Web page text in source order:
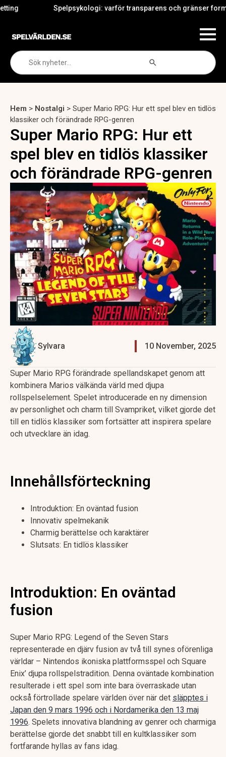
Spelpsykologi: varför transparens och gränser formar
for:
Hem > Nostalgi > Super Mario RPG: Hur ett spel blev en tidlös
klassiker och förändrade RPG-genren
Super Mario RPG: Hur ett
spel blev en tidlös klassiker
och förändrade RPG-genren
Sylvara 10 November, 2025
Super Mario RPG förändrade spellandskapet genom att
kombinera Marios välkända värld med djupa
rollspelselement. Spelet introducerade en ny dimension
av personlighet och charm till Svampriket, vilket gjorde det
till en tidlös klassiker som fortsätter att inspirera spelare
och utvecklare än idag.
Innehållsförteckning
Introduktion: En oväntad fusion
Innovativ spelmekanik
Charmig berättelse och karaktärer
Slutsats: En tidlös klassiker
Introduktion: En oväntad
fusion
Super Mario RPG: Legend of the Seven Stars
representerade en djärv fusion av två till synes oförenliga
världar – Nintendos ikoniska plattformsspel och Square
Enix’ djupa rollspelstradition. Denna oväntade kombination
resulterade i ett spel som inte bara överraskade utan
också förtrollade spelare världen över när det släpptes i
Japan den 9 mars 1996 och i Nordamerika den 13 maj
1996. Spelets innovativa blandning av genrer och charmiga
berättelse gjorde det snabbt till en kultklassiker som
fortfarande hyllas av fans idag.